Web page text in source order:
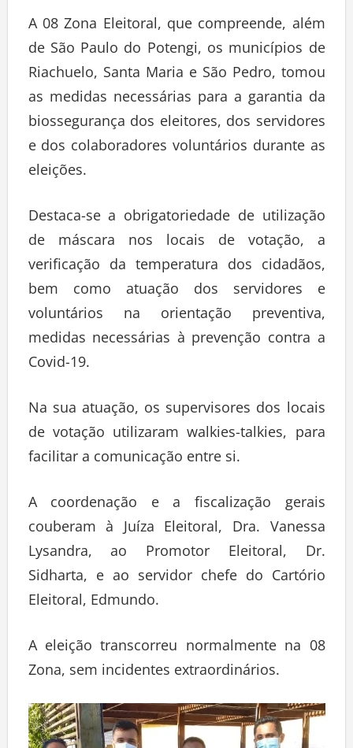
A 08 Zona Eleitoral, que compreende, além
de São Paulo do Potengi, os municípios de
Riachuelo, Santa Maria e São Pedro, tomou
as medidas necessárias para a garantia da
biossegurança dos eleitores, dos servidores
e dos colaboradores voluntários durante as
eleições.
Destaca-se a obrigatoriedade de utilização
de máscara nos locais de votação, a
verificação da temperatura dos cidadãos,
bem como atuação dos servidores e
voluntários na orientação preventiva,
medidas necessárias à prevenção contra a
Covid-19.
Na sua atuação, os supervisores dos locais
de votação utilizaram walkies-talkies, para
facilitar a comunicação entre si.
A coordenação e a fiscalização gerais
couberam à Juíza Eleitoral, Dra. Vanessa
Lysandra, ao Promotor Eleitoral, Dr.
Sidharta, e ao servidor chefe do Cartório
Eleitoral, Edmundo.
A eleição transcorreu normalmente na 08
Zona, sem incidentes extraordinários.